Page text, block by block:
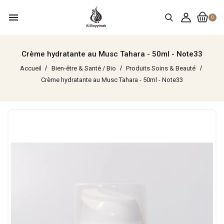
0
menu
Crème hydratante au Musc Tahara - 50ml - Note33
Accueil Bien-être & Santé / Bio
Produits Soins & Beauté
Crème hydratante au Musc Tahara - 50ml - Note33